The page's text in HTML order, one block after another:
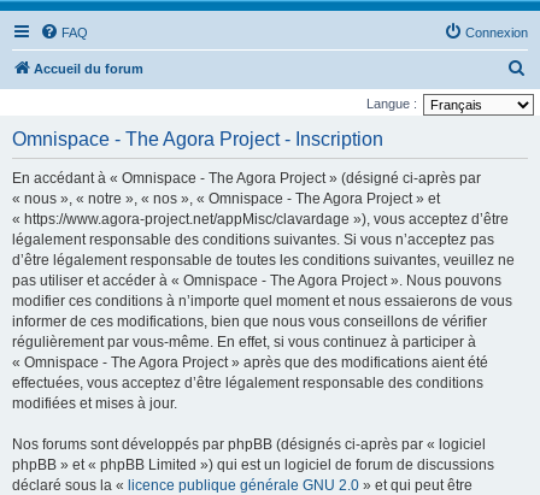
FAQ Connexion
Accueil du forum
e
Langue :
Omnispace - The Agora Project - Inscription
En accédant à « Omnispace - The Agora Project » (désigné ci-après par
« nous », « notre », « nos », « Omnispace - The Agora Project » et
« https://www.agora-project.net/appMisc/clavardage »), vous acceptez d’être
légalement responsable des conditions suivantes. Si vous n’acceptez pas
d’être légalement responsable de toutes les conditions suivantes, veuillez ne
pas utiliser et accéder à « Omnispace - The Agora Project ». Nous pouvons
modifier ces conditions à n’importe quel moment et nous essaierons de vous
informer de ces modifications, bien que nous vous conseillons de vérifier
régulièrement par vous-même. En effet, si vous continuez à participer à
« Omnispace - The Agora Project » après que des modifications aient été
effectuées, vous acceptez d’être légalement responsable des conditions
modifiées et mises à jour.
Nos forums sont développés par phpBB (désignés ci-après par « logiciel
phpBB » et « phpBB Limited ») qui est un logiciel de forum de discussions
déclaré sous la « licence publique générale GNU 2.0 » et qui peut être